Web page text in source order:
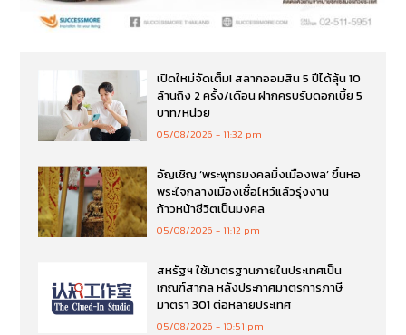
เปิดใหม่จัดเต็ม! สลากออมสิน 5 ปีได้ลุ้น 10
ล้านถึง 2 ครั้ง/เดือน ฝากครบรับดอกเบี้ย 5
บาท/หน่วย
05/08/2026 11:32 pm
อัญเชิญ ‘พระพุทธมงคลมิ่งเมืองพล’ ขึ้นหอ
พระใจกลางเมืองเชื่อไหว้แล้วรุ่งงาน
ก้าวหน้าชีวิตเป็นมงคล
05/08/2026 11:12 pm
สหรัฐฯ ใช้มาตรฐานภายในประเทศเป็น
เกณฑ์สากล หลังประกาศมาตรการภาษี
มาตรา 301 ต่อหลายประเทศ
05/08/2026 10:51 pm